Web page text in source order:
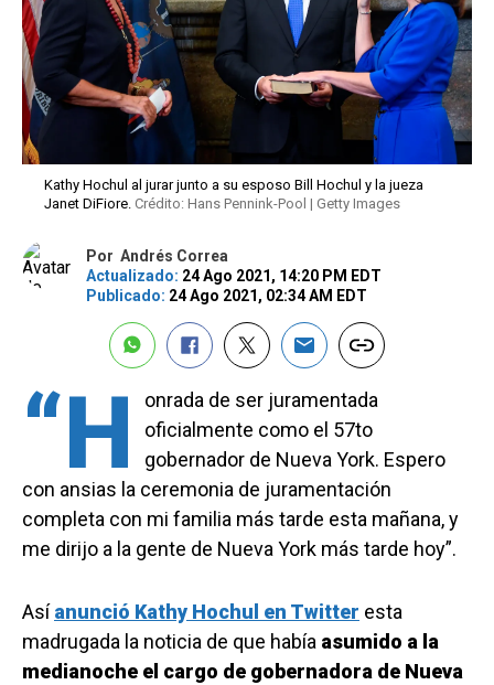
Kathy Hochul al jurar junto a su esposo Bill Hochul y la jueza
Janet DiFiore. Crédito: Hans Pennink-Pool | Getty Images
Por Andrés Correa
Actualizado: 24 Ago 2021, 14:20 PM EDT
Publicado: 24 Ago 2021, 02:34 AM EDT
“H
onrada de ser juramentada
oficialmente como el 57to
gobernador de Nueva York. Espero
con ansias la ceremonia de juramentación
completa con mi familia más tarde esta mañana, y
me dirijo a la gente de Nueva York más tarde hoy”.
Asíanunció Kathy Hochul en Twitter esta
madrugada la noticia de que había asumido a la
medianoche el cargo de gobernadora de Nueva